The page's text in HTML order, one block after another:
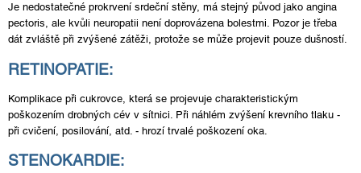
Je nedostatečné prokrvení srdeční stěny, má stejný původ jako angina
pectoris, ale kvůli neuropatii není doprovázena bolestmi. Pozor je třeba
dát zvláště při zvýšené zátěži, protože se může projevit pouze dušností.
RETINOPATIE:
Komplikace při cukrovce, která se projevuje charakteristickým
poškozením drobných cév v sítnici. Při náhlém zvýšení krevního tlaku -
při cvičení, posilování, atd. - hrozí trvalé poškození oka.
STENOKARDIE: